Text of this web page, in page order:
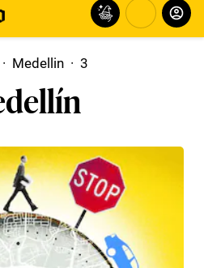
· Medellin · 3